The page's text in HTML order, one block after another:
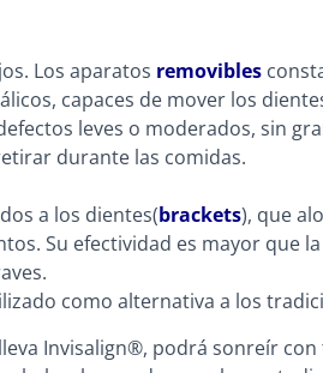
Los aparatos removibles
capaces de mover los
leves o moderados, sin
durante las comidas.
a los dientes(brackets), que
Su efectividad es mayor que
como alternativa a los
Invisalign®, podrá sonreír